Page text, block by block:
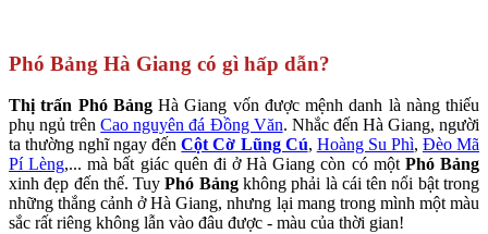
Phó Bảng Hà Giang có gì hấp dẫn?
Thị trấn Phó Bảng Hà Giang vốn được mệnh danh là nàng thiếu
phụ ngủ trênCao nguyên đá Đồng Văn. Nhắc đến Hà Giang, người
ta thường nghĩ ngay đếnCột Cờ Lũng Cú, Hoàng Su Phì, Đèo Mã
Pí Lèng,... mà bất giác quên đi ở Hà Giang còn có một Phó Bảng
xinh đẹp đến thế. TuyPhó Bảngkhông phải là cái tên nổi bật trong
những thắng cảnh ở Hà Giang, nhưng lại mang trong mình một màu
sắc rất riêng không lẫn vào đâu được - màu của thời gian!